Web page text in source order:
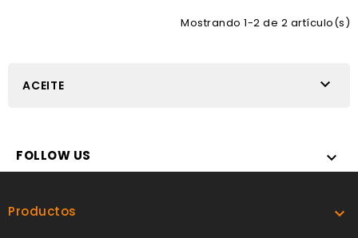
Mostrando 1-2 de 2 artículo(s)
ACEITE 
FOLLOW US 
Productos 